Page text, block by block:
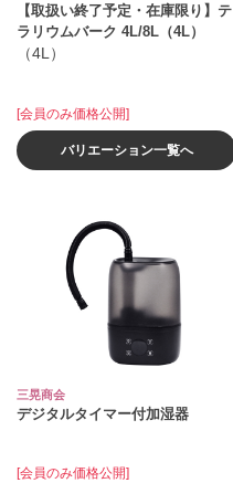
【取扱い終了予定・在庫限り】テ
ラリウムバーク 4L/8L（4L）
（4L）
[会員のみ価格公開]
バリエーション一覧へ
三晃商会
デジタルタイマー付加湿器
[会員のみ価格公開]